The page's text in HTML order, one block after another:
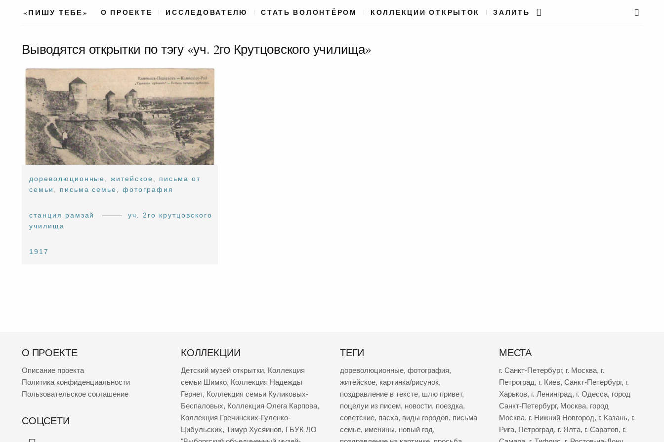
«ПИШУ ТЕБЕ» О ПРОЕКТЕ ИССЛЕДОВАТЕЛЮ СТАТЬ ВОЛОНТЁРОМ КОЛЛЕКЦИИ ОТКРЫТОК ЗАЛИТЬ
Выводятся открытки по тэгу «уч. 2го Крутцовского училища»
дореволюционные ,житейское
письма от
семьи
письма семье ,фотография
станция рамзай
уч. 2го крутцовского
училища
1917
О ПРОЕКТЕ
Описание проекта
Политика конфиденциальности
Пользовательское соглашение
СОЦСЕТИ
КОЛЛЕКЦИИ
Детский музей открытки, Коллекция
семьи Шимко, Коллекция Надежды
Гернет, Коллекция семьи Куликовых-
Беспаловых, Коллекция Олега Карпова,
Коллекция Гречинских-Гуленко-
Цибульских, Тимур Хусяинов, ГБУК ЛО
ТЕГИ
дореволюционные, фотография,
житейское, картинка/рисунок,
поздравление в тексте, шлю привет,
поцелуи из писем, новости, поездка,
советские, пасха, виды городов, письма
семье, именины, новый год,
МЕСТА
г. Санкт-Петербург, г. Москва, г.
Петроград, г. Киев, Санкт-Петербург, г.
Харьков, г. Ленинград, г. Одесса, город
Санкт-Петербург, Москва, город
Москва, г. Нижний Новгород, г. Казань, г.
Рига, Петроград, г. Ялта, г. Саратов, г.